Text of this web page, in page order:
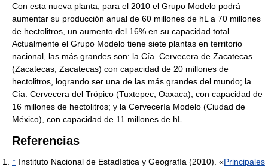
Con esta nueva planta, para el 2010 el Grupo Modelo podrá
aumentar su producción anual de 60 millones de hL a 70 millones
de hectolitros, un aumento del 16% en su capacidad total.
Actualmente el Grupo Modelo tiene siete plantas en territorio
nacional, las más grandes son: la Cía. Cervecera de Zacatecas
(Zacatecas, Zacatecas) con capacidad de 20 millones de
hectolitros, logrando ser una de las más grandes del mundo; la
Cía. Cervecera del Trópico (Tuxtepec, Oaxaca), con capacidad de
16 millones de hectolitros; y la Cervecería Modelo (Ciudad de
México), con capacidad de 11 millones de hL.
Referencias
↑ Instituto Nacional de Estadística y Geografía (2010). «Principales